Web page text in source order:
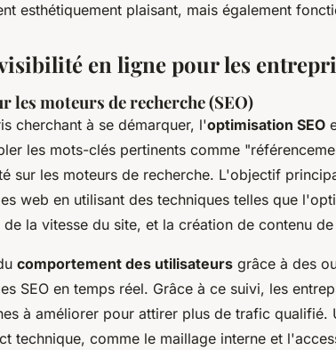
esthétiquement plaisant, mais également
en ligne pour les
moteurs de recherche (SEO)
cherchant à se démarquer, l'optimisation SEO
les mots-clés pertinents comme
sur les moteurs de recherche. L'objectif
web en utilisant des techniques telles que
la vitesse du site, et la création de contenu
comportement des utilisateurs grâce à des
SEO en temps réel. Grâce à ce suivi, les
à améliorer pour attirer plus de trafic qualifié.
technique, comme le maillage interne et